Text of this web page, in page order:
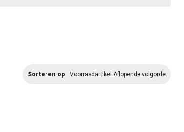
Sorteren op Voorraadartikel Aflopende volgorde